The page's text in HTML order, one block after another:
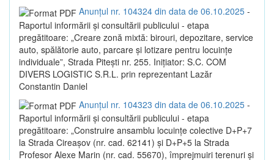
Anunțul nr. 104324 din data de 06.10.2025 -
Raportul informării și consultării publicului - etapa
pregătitoare: „Creare zonă mixtă: birouri, depozitare, service
auto, spălătorie auto, parcare și lotizare pentru locuințe
individuale”, Strada Pitești nr. 255. Inițiator: S.C. COM
DIVERS LOGISTIC S.R.L. prin reprezentant Lazăr
Constantin Daniel
Anunțul nr. 104323 din data de 06.10.2025 -
Raportul informării și consultării publicului - etapa
pregătitoare: „Construire ansamblu locuințe colective D+P+7
la Strada Cireașov (nr. cad. 62141) și D+P+5 la Strada
Profesor Alexe Marin (nr. cad. 55670), împrejmuiri terenuri și